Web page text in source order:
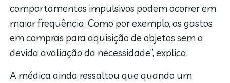
comportamentos impulsivos podem ocorrer em
maior frequência. Como por exemplo, os gastos
em compras para aquisição de objetos sem a
devida avaliação da necessidade”, explica.
A médica ainda ressaltou que quando um